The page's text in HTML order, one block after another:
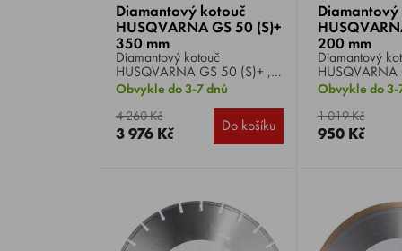
Diamantový kotouč
HUSQVARNA GS 50 (S)+
350 mm
Diamantový kotouč
HUSQVARNA GS 50 (S)+ ,
průměr 350 mm, použití pro
řezání většiny typů materiálu
jako je cihla, abrazivní
materiály, beton, měkká žula
aj.
Obvykle do 3-7 dnů
4 260 Kč
3 976 Kč Do košíku
200 mm
Diamantový
HUSQVARNA
průměr 200
řezání dlažby
dokonale
Obvykle do 3-
1 019 Kč
950 Kč